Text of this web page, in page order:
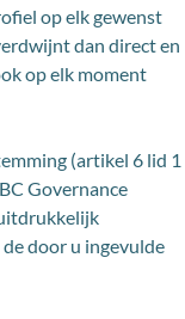
op elk gewenst
dan direct en
op elk moment
(artikel 6 lid 1
Governance
door u ingevulde